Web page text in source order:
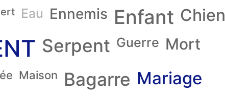
Eau Ennemis Enfant Chien
Serpent Guerre Mort
Maison Bagarre Mariage